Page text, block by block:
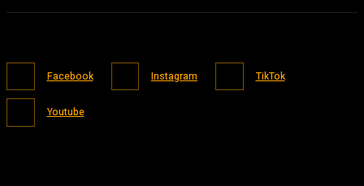
Facebook Instagram TikTok
Youtube